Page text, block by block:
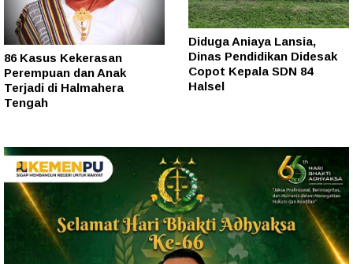
86 Kasus Kekerasan
Perempuan dan Anak
Terjadi di Halmahera
Tengah
Diduga Aniaya Lansia,
Dinas Pendidikan Didesak
Copot Kepala SDN 84
Halsel